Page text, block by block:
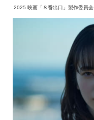
2025 映画「８番出口」製作委員会